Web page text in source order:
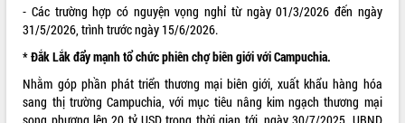
- Các trường hợp có nguyện vọng nghỉ từ ngày 01/3/2026 đến ngày
31/5/2026, trình trước ngày 15/6/2026.
* Đắk Lắk đẩy mạnh tổ chức phiên chợ biên giới với Campuchia.
Nhằm góp phần phát triển thương mại biên giới, xuất khẩu hàng hóa
sang thị trường Campuchia, với mục tiêu nâng kim ngạch thương mại